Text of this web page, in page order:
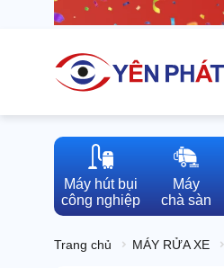
Máy hút bụi
công nghiệp
Máy
chà sàn
Trang chủ MÁY RỬA XE